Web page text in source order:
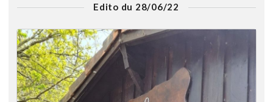
Edito du 28/06/22